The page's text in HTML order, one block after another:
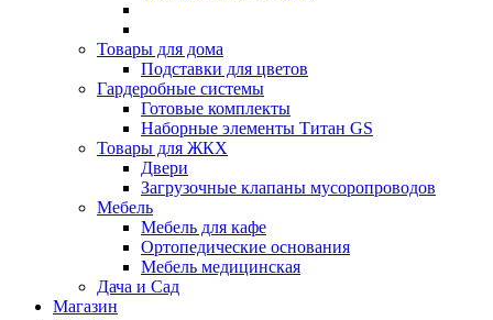
Товары для дома
Подставки для цветов
Гардеробные системы
Готовые комплекты
Наборные элементы Титан GS
Товары для ЖКХ
Двери
Загрузочные клапаны мусоропроводов
Мебель
Мебель для кафе
Ортопедические основания
Мебель медицинская
Дача и Сад
Магазин